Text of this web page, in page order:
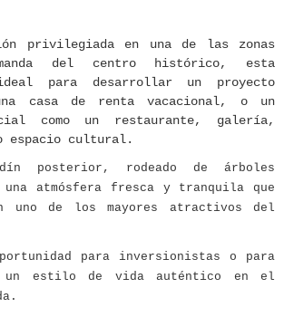
privilegiada en una de las zonas
del centro histórico, esta
para desarrollar un proyecto
casa de renta vacacional, o un
como un restaurante, galería,
espacio cultural.
posterior, rodeado de árboles
una atmósfera fresca y tranquila que
uno de los mayores atractivos del
para inversionistas o para
un estilo de vida auténtico en el